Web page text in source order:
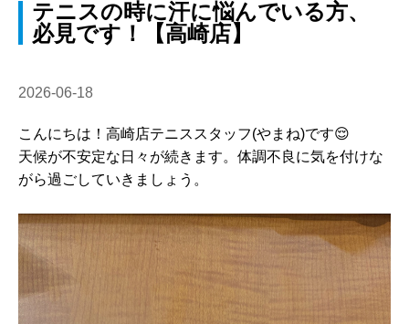
テニスの時に汗に悩んでいる方、
必見です！【高崎店】
2026-06-18
こんにちは！高崎店テニススタッフ(やまね)です😌
天候が不安定な日々が続きます。体調不良に気を付けな
がら過ごしていきましょう。